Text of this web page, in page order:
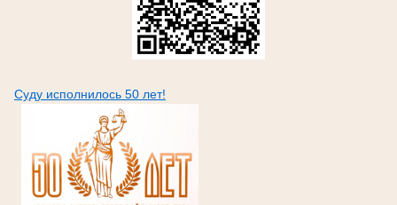
Суду исполнилось 50 лет!